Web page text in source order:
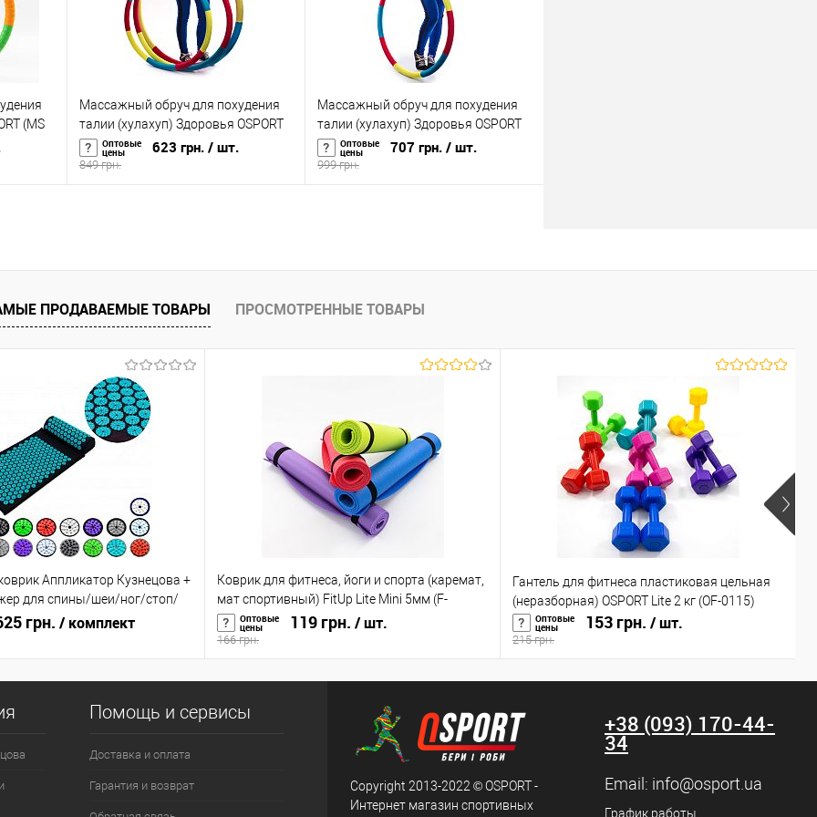
(MS
Массажный обруч для похудения
талии (хулахуп) Здоровья OSPORT
2кг (OF-0126)
Оптовые
цены 623 грн. / шт.
849 грн.
Массажный обруч для похудения
талии (хулахуп) Здоровья OSPORT
3кг (OF-0127)
Оптовые
цены 707 грн. / шт.
999 грн.
ПРОДАВАЕМЫЕ ТОВАРЫ ПРОСМОТРЕННЫЕ ТОВАРЫ
Аппликатор Кузнецова +
для спины/шеи/ног/стоп/
Pro (apl-011)
грн. / комплект
Коврик для фитнеса, йоги и спорта (каремат,
мат спортивный) FitUp Lite Mini 5мм (F-
00015)Оптовые
цены 119 грн. / шт.
166 грн.
Гантель для фитнеса пластиковая цельная
(неразборная) OSPORT Lite 2 кг (OF-0115)
Оптовые
цены 153 грн. / шт.
215 грн.
Помощь и сервисы
Доставка и оплата
Гарантия и возврат
Copyright 2013-2022 © OSPORT -
Интернет магазин спортивных
+38 (093) 170-44-
34
Email: info@osport.ua
График работы